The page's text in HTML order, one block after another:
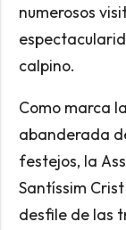
numerosos
calpino.
Como marca
abanderada
festejos, la
Santíssim
desfile de las